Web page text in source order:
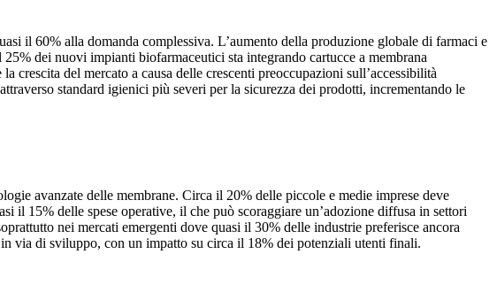
il 60% alla domanda complessiva. L’aumento della produzione globale di farmaci e
dei nuovi impianti biofarmaceutici sta integrando cartucce a membrana
crescita del mercato a causa delle crescenti preoccupazioni sull’accessibilità
standard igienici più severi per la sicurezza dei prodotti, incrementando le
avanzate delle membrane. Circa il 20% delle piccole e medie imprese deve
il 15% delle spese operative, il che può scoraggiare un’adozione diffusa in settori
nei mercati emergenti dove quasi il 30% delle industrie preferisce ancora
via di sviluppo, con un impatto su circa il 18% dei potenziali utenti finali.